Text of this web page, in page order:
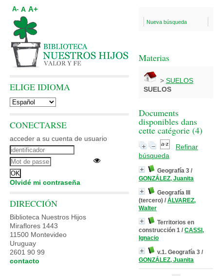
Nueva búsqueda
Materias
> SUELOS
SUELOS
Documents
disponibles dans
cette catégorie (4)
Refinar
búsqueda
Geografía 3 /
GONZÁLEZ, Juanita
Geografía III
(tercero) / ÁLVAREZ,
Walter
Territorios en
construcción 1 / CASSI,
Ignacio
v.1. Geografía 3 /
GONZÁLEZ, Juanita
A- A A+
ELIGE IDIOMA
CONECTARSE
acceder a su cuenta de usuario
Olvidé mi contraseña
DIRECCIÓN
Biblioteca Nuestros Hijos
Miraflores 1443
11500 Montevideo
Uruguay
2601 90 99
contacto